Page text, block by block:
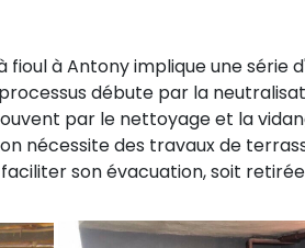
fioul à Antony implique une série
débute par la
par le nettoyage et la
nécessite des travaux de
son évacuation, soit